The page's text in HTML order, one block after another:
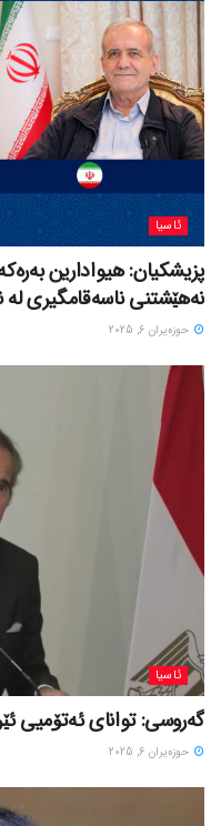
ئاسیا
پزیشکیان: هیوادارین
نەهێشتنی ناسەقامگیری لە
حوزه‌یران 6, 2025
ئاسیا
گەروسی: توانای ئەتۆمیی
حوزه‌یران 6, 2025